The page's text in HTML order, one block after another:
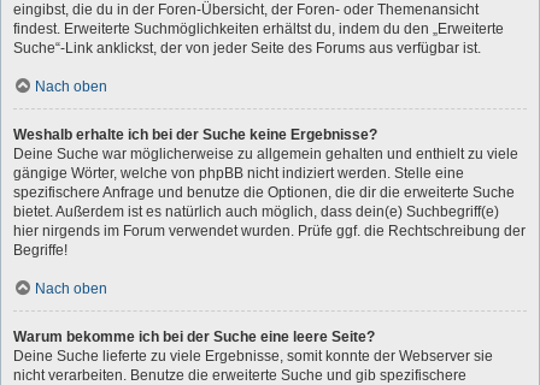
eingibst, die du in der Foren-Übersicht, der Foren- oder Themenansicht
findest. Erweiterte Suchmöglichkeiten erhältst du, indem du den „Erweiterte
Suche“-Link anklickst, der von jeder Seite des Forums aus verfügbar ist.
Nach oben
Weshalb erhalte ich bei der Suche keine Ergebnisse?
Deine Suche war möglicherweise zu allgemein gehalten und enthielt zu viele
gängige Wörter, welche von phpBB nicht indiziert werden. Stelle eine
spezifischere Anfrage und benutze die Optionen, die dir die erweiterte Suche
bietet. Außerdem ist es natürlich auch möglich, dass dein(e) Suchbegriff(e)
hier nirgends im Forum verwendet wurden. Prüfe ggf. die Rechtschreibung der
Begriffe!
Nach oben
Warum bekomme ich bei der Suche eine leere Seite?
Deine Suche lieferte zu viele Ergebnisse, somit konnte der Webserver sie
nicht verarbeiten. Benutze die erweiterte Suche und gib spezifischere